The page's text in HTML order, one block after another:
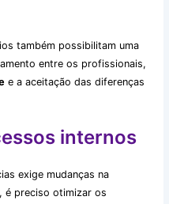
também possibilitam uma
entre os profissionais,
e a aceitação das diferenças
internos
exige mudanças na
é preciso otimizar os